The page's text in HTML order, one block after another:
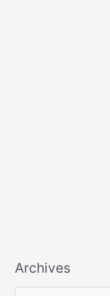
Archives